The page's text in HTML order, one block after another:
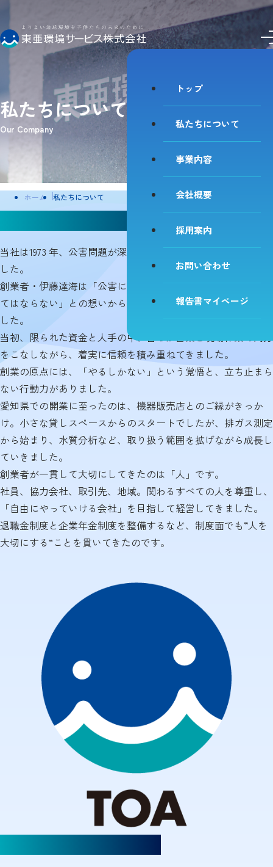
私たちについて
事業内容
会社概要
採用案内
お問い合わせ
トップ
私たちについて
事業内容
会社概要
採用案内
お問い合わせ
報告書マイページ
私たちについて
Our Company
ホーム 私たちについて
公害問題が深刻化した1973年に創業
当社は1973 年、公害問題が深刻化し始めた四日市市で誕生しま
した。
創業者・伊藤達海は「公害によって悲しむ人をこれ以上増やし
てはならない」との想いから、環境測定の事業をスタートしま
した。
当初、限られた資金と人手の中、自らが営業と現場作業の両方
をこなしながら、着実に信頼を積み重ねてきました。
創業の原点には、「やるしかない」という覚悟と、立ち止まら
ない行動力がありました。
愛知県での開業に至ったのは、機器販売店とのご縁がきっか
け。小さな貸しスペースからのスタートでしたが、排ガス測定
から始まり、水質分析など、取り扱う範囲を拡げながら成⻑し
ていきました。
創業者が一貫して大切にしてきたのは「人」です。
社員、協力会社、取引先、地域。関わるすべての人を尊重し、
「自由にやっていける会社」を目指して経営してきました。
退職金制度と企業年金制度を整備するなど、制度面でも“人を
大切にする”ことを貫いてきたのです。